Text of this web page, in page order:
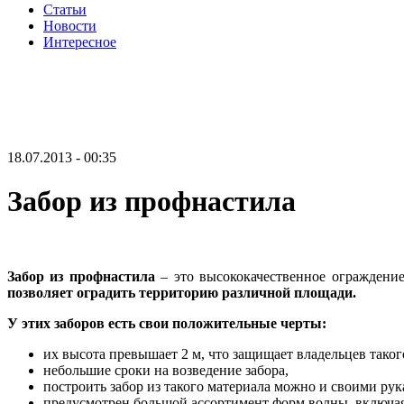
Статьи
Новости
Интересное
18.07.2013 - 00:35
Забор из профнастила
Забор из профнастила – это высококачественное
позволяет оградить территорию различной площади.
У этих заборов есть свои положительные черты:
их высота превышает 2 м, что защищает владельцев
небольшие сроки на возведение забора,
построить забор из такого материала можно и своими